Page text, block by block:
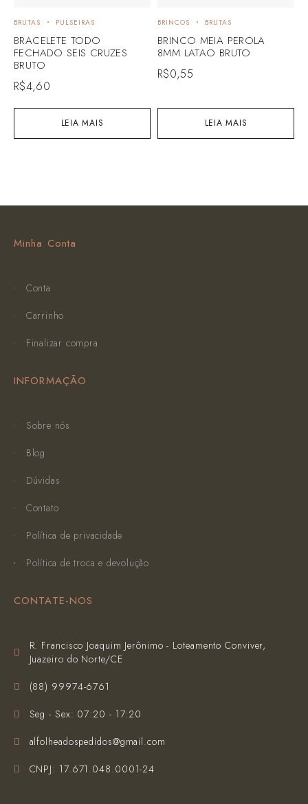
LEIA MAIS
BRUTAS PULSEIRAS
BRACELETE TODO
FECHADO SEIS CRUZES
BRUTO
R$4,60
LEIA MAIS
BRINCOS BRUTAS
BRINCO MEIA PEROLA
8MM LATAO BRUTO
R$0,55
Minha Conta
Conta
Carrinho
Finalizar compra
INFORMAÇÃO
Sobre nós
Blog
Dúvidas
Contato
Política de privacidade
Política de troca e devolução
CONTATE-NOS
R. Francisco Joaquim Jerônimo - Loteamento Conviver,
Juazeiro do Norte/CE
(‪88) 99974-6761‬
Seg - Sex: 07:20 - 17:20
alfolheadospedidos@gmail.com
CNPJ: 17.671.048.0001-24